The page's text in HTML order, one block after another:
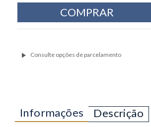
Informações Descrição